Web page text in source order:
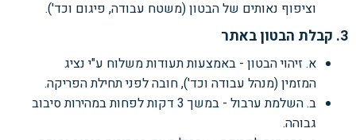
וציפוף נאותים של הבטון (משטח עבודה, פיגום וכד').
3. קבלת הבטון באתר
א. זיהוי הבטון - באמצעות תעודות משלוח ע"י נציג
המזמין (מנהל עבודה וכד'), חובה לפני תחילת הפריקה.
ב. השלמת ערבול - במשך 3 דקות לפחות במהירות סיבוב
גבוהה.